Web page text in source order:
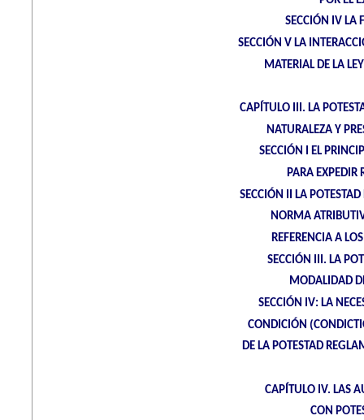
SECCIÓN IV LA
SECCIÓN V LA
MATERIAL DE LA
CAPÍTULO III. LA
NATURALEZA Y
SECCIÓN I EL
PARA EXPEDIR
SECCIÓN II LA
NORMA
REFERENCIA A
SECCIÓN III. LA
MODALIDAD
SECCIÓN IV: LA
CONDICIÓN
DE LA POTESTAD
CAPÍTULO IV. LAS
CON